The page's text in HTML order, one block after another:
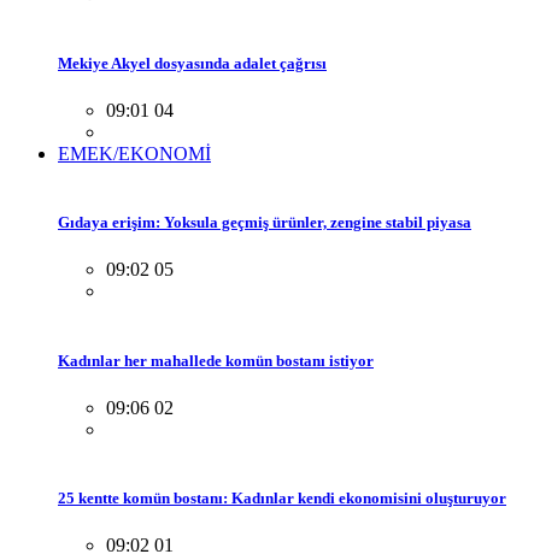
Mekiye Akyel dosyasında adalet çağrısı
09:01 04
EMEK/EKONOMİ
Gıdaya erişim: Yoksula geçmiş ürünler, zengine stabil piyasa
09:02 05
Kadınlar her mahallede komün bostanı istiyor
09:06 02
25 kentte komün bostanı: Kadınlar kendi ekonomisini oluşturuyor
09:02 01